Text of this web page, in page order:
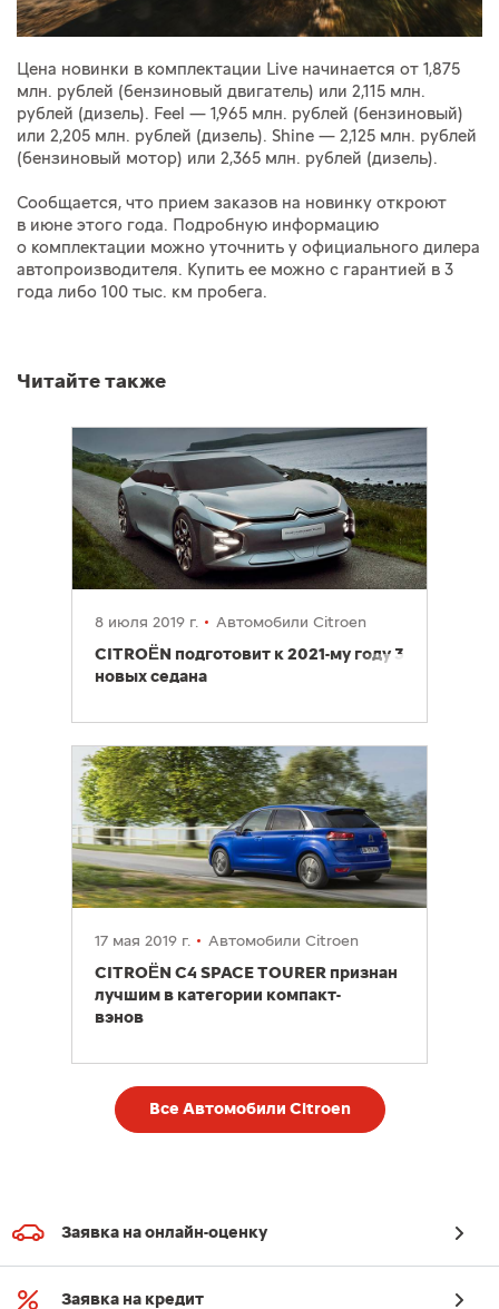
Цена новинки в комплектации Live начинается от 1,875
млн. рублей (бензиновый двигатель) или 2,115 млн.
рублей (дизель). Feel — 1,965 млн. рублей (бензиновый)
или 2,205 млн. рублей (дизель). Shine — 2,125 млн. рублей
(бензиновый мотор) или 2,365 млн. рублей (дизель).
Сообщается, что прием заказов на новинку откроют
в июне этого года. Подробную информацию
о комплектации можно уточнить у официального дилера
автопроизводителя. Купить ее можно с гарантией в 3
года либо 100 тыс. км пробега.
Читайте также
8 июля 2019 г. Автомобили Citroen
CITROËN подготовит к 2021-му году 3
новых седана
17 мая 2019 г. Автомобили Citroen
CITROËN C4 SPACE TOURER признан
лучшим в категории компакт-
вэнов
Все Автомобили Citroen
Заявка на онлайн-оценку
Заявка на кредит